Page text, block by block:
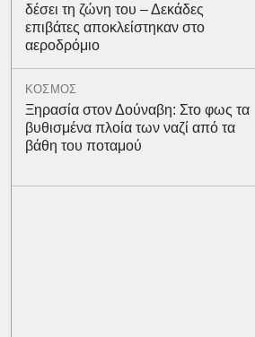
δέσει τη ζώνη του – Δεκάδες
επιβάτες αποκλείστηκαν στο
αεροδρόμιο
ΚΟΣΜΟΣ
Ξηρασία στον Δούναβη: Στο φως τα
βυθισμένα πλοία των ναζί από τα
βάθη του ποταμού